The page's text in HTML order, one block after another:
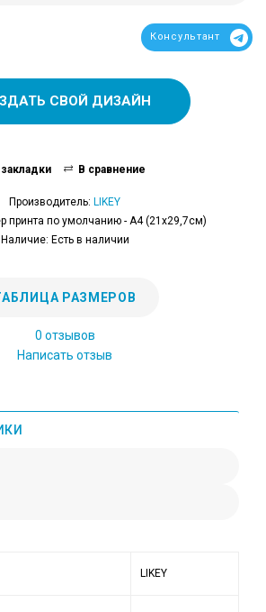
Консультант
СВОЙ ДИЗАЙН
В сравнение
Производитель: LIKEY
принта по умолчанию - А4 (21x29,7см)
Наличие: Есть в наличии
РАЗМЕРОВ
0 отзывов
Написать отзыв
LIKEY